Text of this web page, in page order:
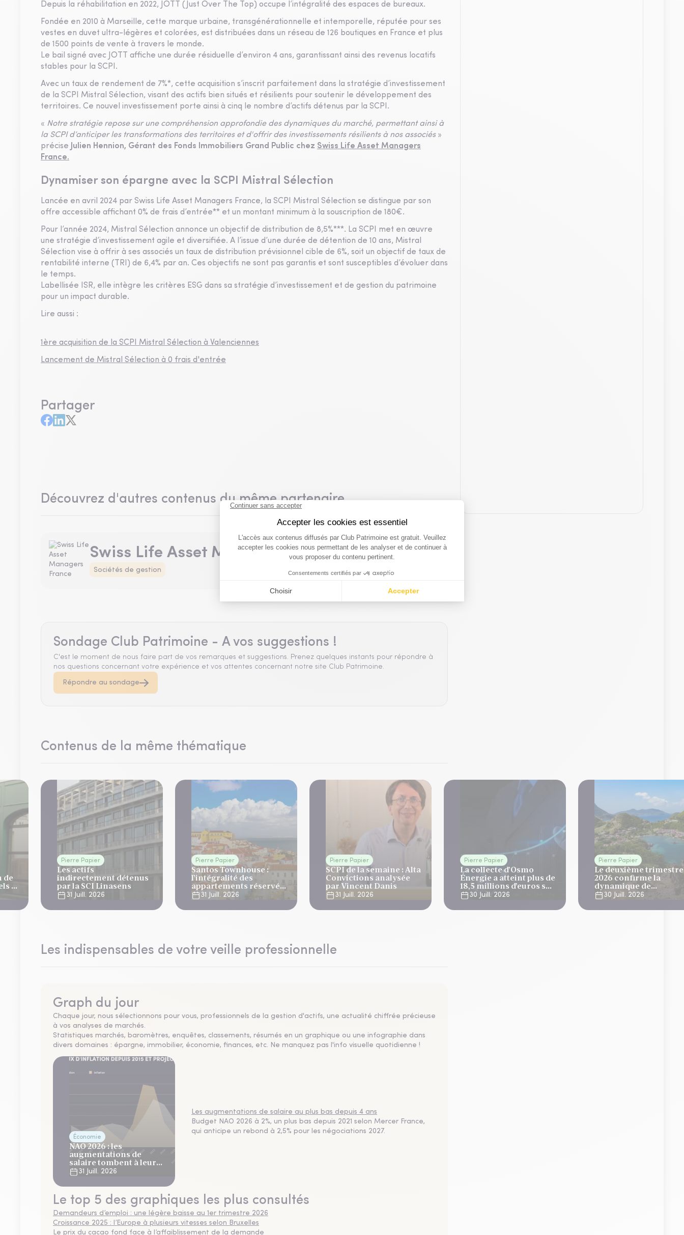
Depuis la réhabilitation en 2022, JOTT (Just Over The Top) occupe l’intégralité des espaces de bureaux.
Fondée en 2010 à Marseille, cette marque urbaine, transgénérationnelle et intemporelle, réputée pour ses
vestes en duvet ultra-légères et colorées, est distribuées dans un réseau de 126 boutiques en France et plus
de 1500 points de vente à travers le monde.
Le bail signé avec JOTT affiche une durée résiduelle d’environ 4 ans, garantissant ainsi des revenus locatifs
stables pour la SCPI.
Avec un taux de rendement de 7%*, cette acquisition s’inscrit parfaitement dans la stratégie d’investissement
de la SCPI Mistral Sélection, visant des actifs bien situés et résilients pour soutenir le développement des
territoires. Ce nouvel investissement porte ainsi à cinq le nombre d’actifs détenus par la SCPI.
« Notre stratégie repose sur une compréhension approfondie des dynamiques du marché, permettant ainsi à
la SCPI d’anticiper les transformations des territoires et d'offrir des investissements résilients à nos associés»
précise
Julien Hennion, Gérant des Fonds Immobiliers Grand Public chez Swiss Life Asset Managers
France.
Dynamiser son épargne avec la SCPI Mistral Sélection
Lancée en avril 2024 par Swiss Life Asset Managers France, la SCPI Mistral Sélection se distingue par son
offre accessible affichant 0% de frais d’entrée** et un montant minimum à la souscription de 180€.
Pour l’année 2024, Mistral Sélection annonce un objectif de distribution de 8,5%***. La SCPI met en œuvre
une stratégie d’investissement agile et diversifiée. A l’issue d’une durée de détention de 10 ans, Mistral
Sélection vise à offrir à ses associés un taux de distribution prévisionnel cible de 6%, soit un objectif de taux de
rentabilité interne (TRI) de 6,4% par an. Ces objectifs ne sont pas garantis et sont susceptibles d’évoluer dans
le temps.
Labellisée ISR, elle intègre les critères ESG dans sa stratégie d’investissement et de gestion du patrimoine
pour un impact durable.
Lire aussi :
1ère acquisition de la SCPI Mistral Sélection à Valenciennes
Lancement de Mistral Sélection à 0 frais d'entrée
Partager
Découvrez d'autres contenus du même partenaire
Swiss Life Asset Managers France
Sociétés de gestion
Sondage Club Patrimoine - A vos suggestions !
C'est le moment de nous faire part de vos remarques et suggestions. Prenez quelques instants pour répondre à
nos questions concernant votre expérience et vos attentes concernant notre site Club Patrimoine.
Répondre au sondage
Contenus de la même thématique
de
4
Pierre Papier
Les actifs
indirectement détenus
par la SCI Linasens
31 Juill. 2026
Pierre Papier
Santos Townhouse :
l’intégralité des
appartements réservés
à Lisbonne
31 Juill. 2026
Pierre Papier
SCPI de la semaine : Alta
Convictions analysée
par Vincent Danis
31 Juill. 2026
Pierre Papier
La collecte d’Osmo
Énergie a atteint plus de
18,5 millions d’euros sur
le T230 Juill. 2026
Pierre Papier
Le deuxième trimestre
2026 confirme la
dynamique de
développement
d'Elevation Tertiom
30 Juill. 2026
Les indispensables de votre veille professionnelle
Graph du jour
Chaque jour, nous sélectionnons pour vous, professionnels de la gestion d'actifs, une actualité chiffrée précieuse
à vos analyses de marchés.
Statistiques marchés, baromètres, enquêtes, classements, résumés en un graphique ou une infographie dans
divers domaines : épargne, immobilier, économie, finances, etc. Ne manquez pas l'info visuelle quotidienne !
Économie
NAO 2026 : les
augmentations de
salaire tombent à leur
plus bas niveau depuis 4
ans
31 Juill. 2026
Les augmentations de salaire au plus bas depuis 4 ans
Budget NAO 2026 à 2%, un plus bas depuis 2021 selon Mercer France,
qui anticipe un rebond à 2,5% pour les négociations 2027.
Le top 5 des graphiques les plus consultés
Demandeurs d’emploi : une légère baisse au 1er trimestre 2026
Croissance 2025 : l’Europe à plusieurs vitesses selon Bruxelles
Le prix du cacao fond face à l’affaiblissement de la demande